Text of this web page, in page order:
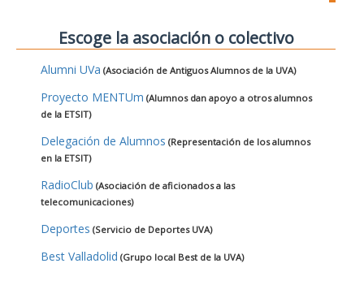
Escoge la asociación o colectivo
Alumni UVa (Asociación de Antiguos Alumnos de la UVA)
Proyecto MENTUm (Alumnos dan apoyo a otros alumnos
de la ETSIT)
Delegación de Alumnos (Representación de los alumnos
en la ETSIT)
RadioClub (Asociación de aficionados a las
telecomunicaciones)
Deportes (Servicio de Deportes UVA)
Best Valladolid (Grupo local Best de la UVA)